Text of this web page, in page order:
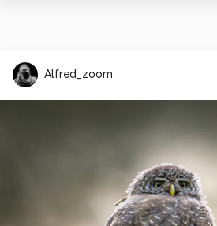
Alfred_zoom